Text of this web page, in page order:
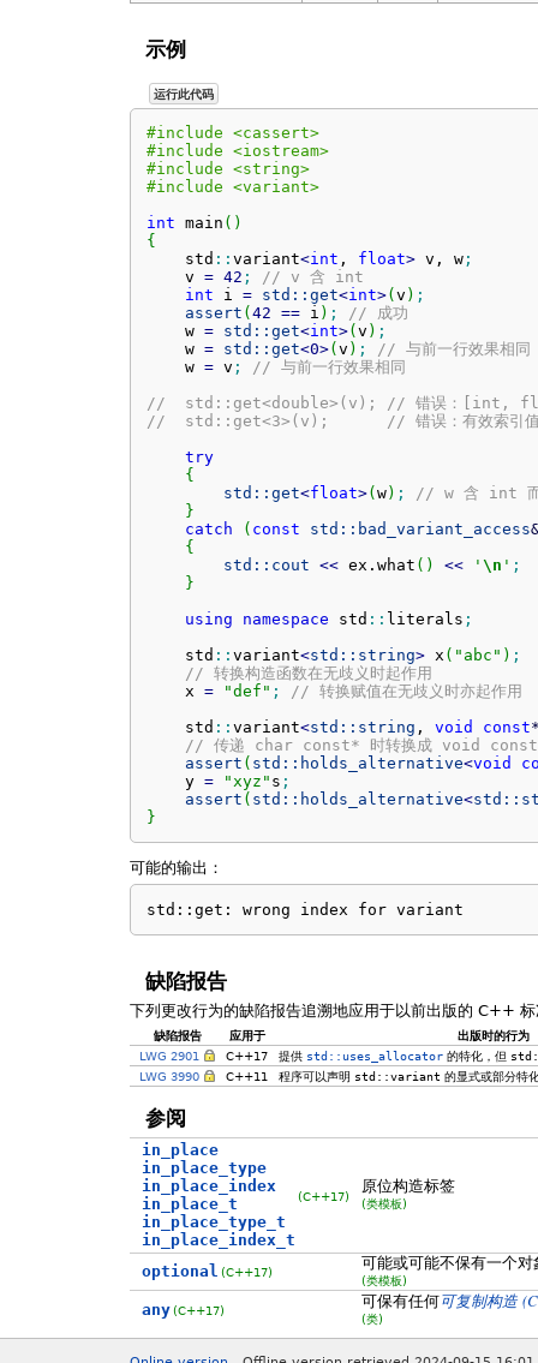
示例
运行此代码
#include <cassert>
#include <iostream>
#include <string>
#include <variant>
int main ( )
{
    std
:: variant<int , float> v, w;
    v
= 42 ;
// v 含 int
int i = std:: get<int>( v ) ;
assert ( 42 == i ) ;
// 成功
    w
= std:: get<int>( v ) ;
    w
= std:: get<0>( v ) ;
// 与前一行效果相同
    w
= v ;
// 与前一行效果相同
//  std::get<double>(v); // 错误：[int,
//  std::get<3>(v);      // 错误：有效索引
try
{
std:: get<float>( w) ;
// w 含 int 而
}
catch
( const std:: bad_variant_access
{
std:: cout << ex. what ( ) << ' \n ' ;
}
using
namespace std :: literals ;
    std
:: variant<std:: string> x ( "abc" ) ;
// 转换构造函数在无歧义时起作用
    x
= "def" ;
// 转换赋值在无歧义时亦起作用
    std
:: variant<std:: string , void const
// 传递 char const* 时转换成 void
assert ( std:: holds_alternative<void
    y
= "xyz" s ;
assert ( std:: holds_alternative<std::
}
可能的输出：
std::get: wrong index for variant
缺陷报告
下列更改行为的缺陷报告追溯地应用于以前出版的 C++
缺陷报告 应用于
出版时的行为
LWG 2901
C++17 提供 std::uses_allocator的特化，但
LWG 3990
C++11 程序可以声明 std::variant 的显式或部分特
参阅
in_place
in_place_type
in_place_index
in_place_t
in_place_type_t
in_place_index_t
(C++17)
原位构造标签
(类模板)
optional (C++17) 可能或可能不保有一个对
(类模板)
any (C++17) 可保有任何可复制构造
(类)